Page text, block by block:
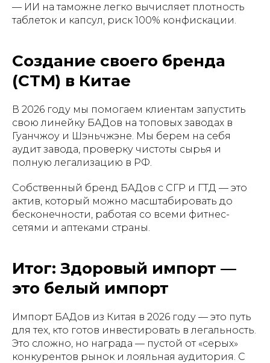
— ИИ на таможне легко вычисляет плотность
таблеток и капсул, риск 100% конфискации.
Создание своего бренда
(СТМ) в Китае
В 2026 году мы помогаем клиентам запустить
свою линейку БАДов на топовых заводах в
Гуанчжоу и Шэньчжэне. Мы берем на себя
аудит завода, проверку чистоты сырья и
полную легализацию в РФ.
Собственный бренд БАДов с СГР и ГТД — это
актив, который можно масштабировать до
бесконечности, работая со всеми фитнес-
сетями и аптеками страны.
Итог: Здоровый импорт —
это белый импорт
Импорт БАДов из Китая в 2026 году — это путь
для тех, кто готов инвестировать в легальность.
Это сложно, но награда — пустой от «серых»
конкурентов рынок и лояльная аудитория. С